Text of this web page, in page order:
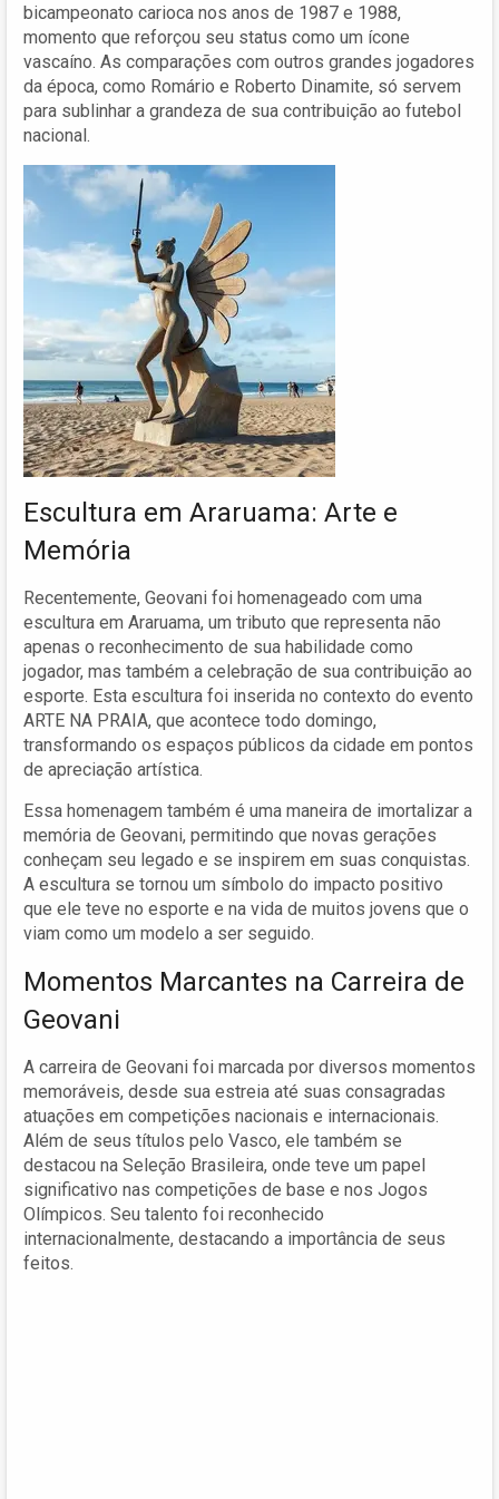
bicampeonato carioca nos anos de 1987 e 1988,
momento que reforçou seu status como um ícone
vascaíno. As comparações com outros grandes jogadores
da época, como Romário e Roberto Dinamite, só servem
para sublinhar a grandeza de sua contribuição ao futebol
nacional.
Escultura em Araruama: Arte e
Memória
Recentemente, Geovani foi homenageado com uma
escultura em Araruama, um tributo que representa não
apenas o reconhecimento de sua habilidade como
jogador, mas também a celebração de sua contribuição ao
esporte. Esta escultura foi inserida no contexto do evento
ARTE NA PRAIA, que acontece todo domingo,
transformando os espaços públicos da cidade em pontos
de apreciação artística.
Essa homenagem também é uma maneira de imortalizar a
memória de Geovani, permitindo que novas gerações
conheçam seu legado e se inspirem em suas conquistas.
A escultura se tornou um símbolo do impacto positivo
que ele teve no esporte e na vida de muitos jovens que o
viam como um modelo a ser seguido.
Momentos Marcantes na Carreira de
Geovani
A carreira de Geovani foi marcada por diversos momentos
memoráveis, desde sua estreia até suas consagradas
atuações em competições nacionais e internacionais.
Além de seus títulos pelo Vasco, ele também se
destacou na Seleção Brasileira, onde teve um papel
significativo nas competições de base e nos Jogos
Olímpicos. Seu talento foi reconhecido
internacionalmente, destacando a importância de seus
feitos.